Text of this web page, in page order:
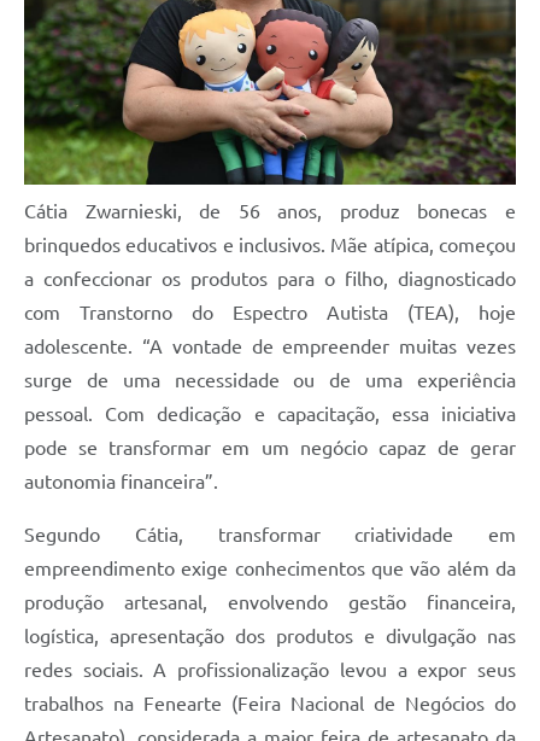
Cátia Zwarnieski, de 56 anos, produz bonecas e
brinquedos educativos e inclusivos. Mãe atípica, começou
a confeccionar os produtos para o filho, diagnosticado
com Transtorno do Espectro Autista (TEA), hoje
adolescente. “A vontade de empreender muitas vezes
surge de uma necessidade ou de uma experiência
pessoal. Com dedicação e capacitação, essa iniciativa
pode se transformar em um negócio capaz de gerar
autonomia financeira”.
Segundo Cátia, transformar criatividade em
empreendimento exige conhecimentos que vão além da
produção artesanal, envolvendo gestão financeira,
logística, apresentação dos produtos e divulgação nas
redes sociais. A profissionalização levou a expor seus
trabalhos na Fenearte (Feira Nacional de Negócios do